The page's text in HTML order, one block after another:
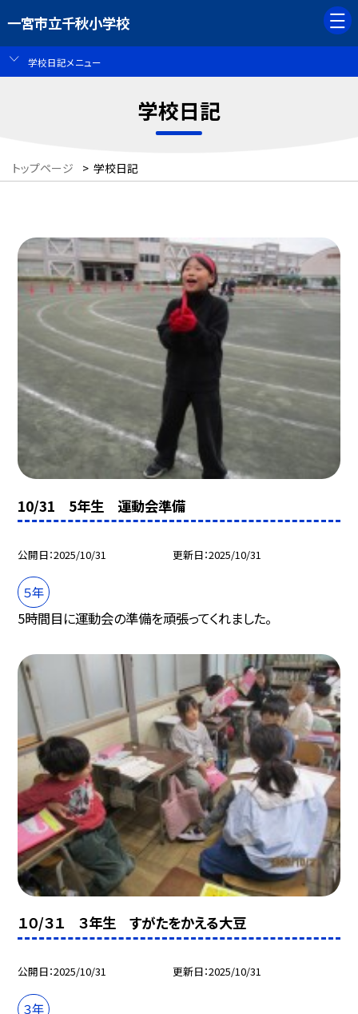
一宮市立千秋小学校
学校日記メニュー
学校日記
トップページ > 学校日記
10/31 5年生 運動会準備
公開日 2025/10/31 更新日 2025/10/31
５年
5時間目に運動会の準備を頑張ってくれました。
１０/３１ ３年生 すがたをかえる大豆
公開日 2025/10/31 更新日 2025/10/31
３年